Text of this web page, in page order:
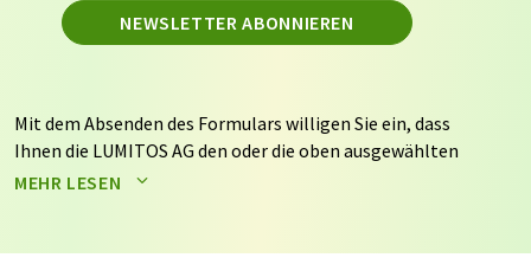
NEWSLETTER ABONNIEREN
Mit dem Absenden des Formulars willigen Sie ein, dass
Ihnen die LUMITOS AG den oder die oben ausgewählten
Newsletter per E-Mail zusendet. Ihre Daten werden
auf Basis unsererDatenschutzerklärung. LUMITOS darf
MEHR LESEN